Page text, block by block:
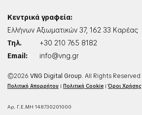
Κεντρικά γραφεία:
Ελλήνων Αξιωματικών 37, 162 33 Καρέας
Τηλ.
+30 210 765 8182
Email:
info@vng.gr
©2026 VNG Digital Group. All Rights Reserved
Πολιτική Απορρήτου | Πολιτική Cookie |Όροι Χρήσης
Αρ. Γ.Ε.ΜΗ 148730201000